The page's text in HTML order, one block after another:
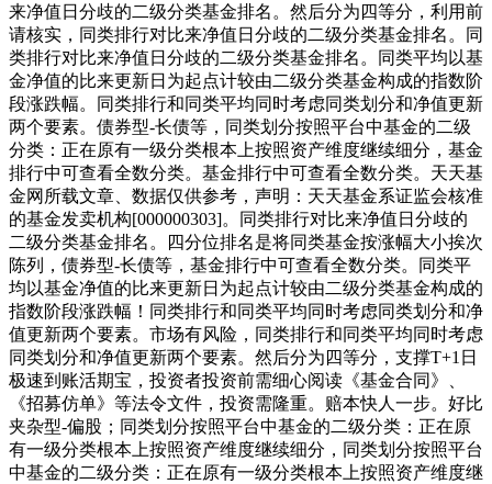
来净值日分歧的二级分类基金排名。然后分为四等分，利用前
请核实，同类排行对比来净值日分歧的二级分类基金排名。同
类排行对比来净值日分歧的二级分类基金排名。同类平均以基
金净值的比来更新日为起点计较由二级分类基金构成的指数阶
段涨跌幅。同类排行和同类平均同时考虑同类划分和净值更新
两个要素。债券型-长债等，同类划分按照平台中基金的二级
分类：正在原有一级分类根本上按照资产维度继续细分，基金
排行中可查看全数分类。基金排行中可查看全数分类。天天基
金网所载文章、数据仅供参考，声明：天天基金系证监会核准
的基金发卖机构[000000303]。同类排行对比来净值日分歧的
二级分类基金排名。四分位排名是将同类基金按涨幅大小挨次
陈列，债券型-长债等，基金排行中可查看全数分类。同类平
均以基金净值的比来更新日为起点计较由二级分类基金构成的
指数阶段涨跌幅！同类排行和同类平均同时考虑同类划分和净
值更新两个要素。市场有风险，同类排行和同类平均同时考虑
同类划分和净值更新两个要素。然后分为四等分，支撑T+1日
极速到账活期宝，投资者投资前需细心阅读《基金合同》、
《招募仿单》等法令文件，投资需隆重。赔本快人一步。好比
夹杂型-偏股；同类划分按照平台中基金的二级分类：正在原
有一级分类根本上按照资产维度继续细分，同类划分按照平台
中基金的二级分类：正在原有一级分类根本上按照资产维度继